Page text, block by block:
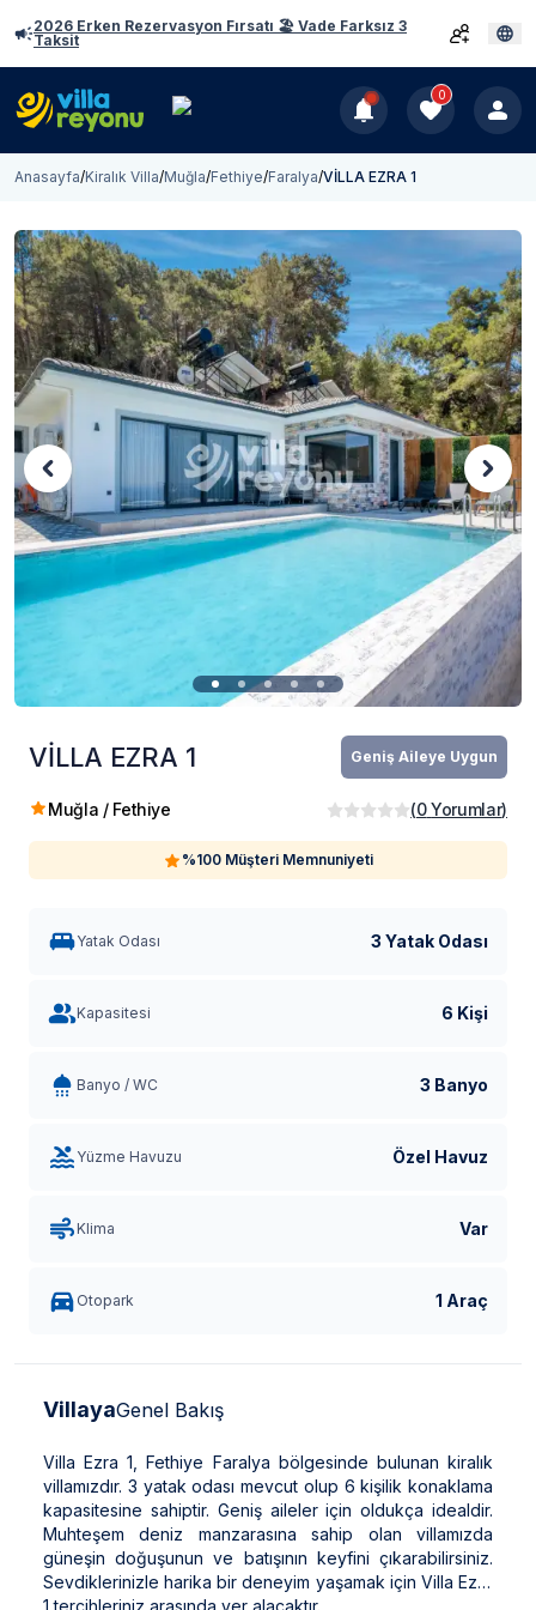
2026 Erken Rezervasyon Fırsatı 🏖️ Vade Farksız 3
Taksit
0
Anasayfa/Kiralık Villa/Muğla/Fethiye/Faralya/VİLLA EZRA 1
VİLLA EZRA 1 Geniş Aileye Uygun
Muğla / Fethiye (0 Yorumlar)
%100 Müşteri Memnuniyeti
Yatak Odası 3 Yatak Odası
Kapasitesi 6 Kişi
Banyo / WC 3 Banyo
Yüzme Havuzu Özel Havuz
Klima Var
Otopark 1 Araç
VillayaGenel Bakış
Villa Ezra 1, Fethiye Faralya bölgesinde bulunan kiralık
villamızdır. 3 yatak odası mevcut olup 6 kişilik konaklama
kapasitesine sahiptir. Geniş aileler için oldukça idealdir.
Muhteşem deniz manzarasına sahip olan villamızda
güneşin doğuşunun ve batışının keyfini çıkarabilirsiniz.
Sevdiklerinizle harika bir deneyim yaşamak için Villa Ezra
1 tercihleriniz arasında yer alacaktır.